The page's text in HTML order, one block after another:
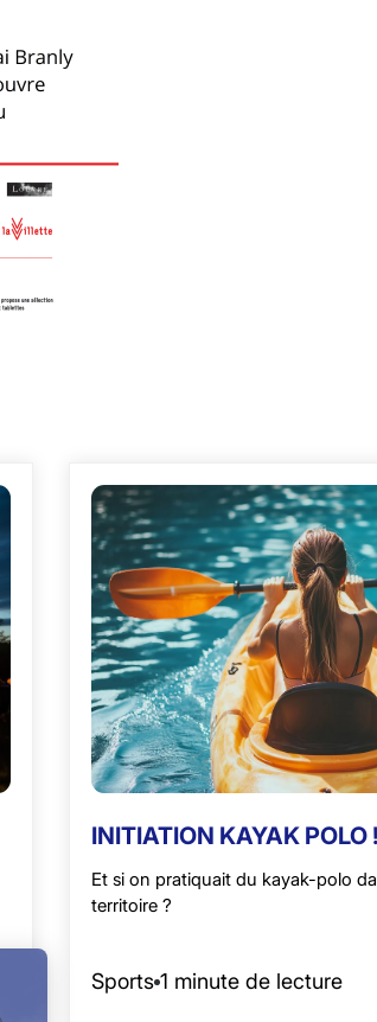
INITIATION KAYAK POLO !
Et si on pratiquait du kayak-polo
territoire ?
Sports 1 minute de lecture